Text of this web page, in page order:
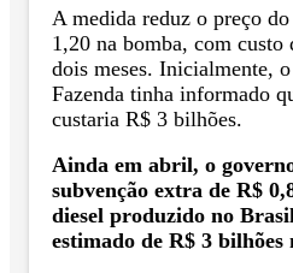
A medida reduz o preço
1,20 na bomba, com custo
dois meses. Inicialmente,
Fazenda tinha informado
custaria R$ 3 bilhões.
Ainda em abril, o
subvenção extra de R$
diesel produzido no
estimado de R$ 3 bilhões